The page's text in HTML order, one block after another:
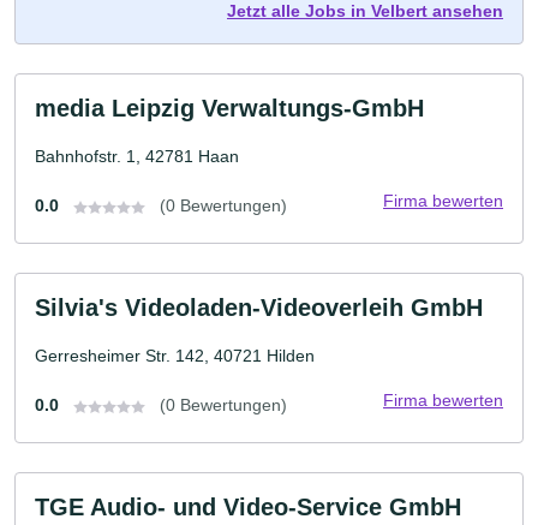
Jetzt alle Jobs in Velbert ansehen
media Leipzig Verwaltungs-GmbH
Bahnhofstr. 1, 42781 Haan
0.0 (0 Bewertungen) Firma bewerten
Silvia's Videoladen-Videoverleih GmbH
Gerresheimer Str. 142, 40721 Hilden
0.0 (0 Bewertungen) Firma bewerten
TGE Audio- und Video-Service GmbH